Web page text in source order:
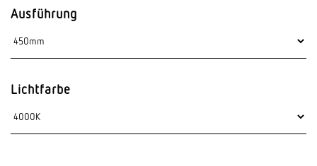
Ausführung
Lichtfarbe